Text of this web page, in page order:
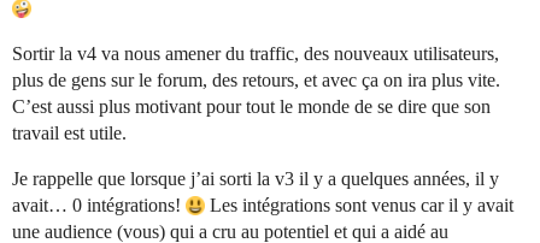
Sortir la v4 va nous amener du traffic, des nouveaux utilisateurs,
plus de gens sur le forum, des retours, et avec ça on ira plus vite.
C’est aussi plus motivant pour tout le monde de se dire que son
travail est utile.
Je rappelle que lorsque j’ai sorti la v3 il y a quelques années, il y
avait… 0 intégrations!
Les intégrations sont venus car il y avait
une audience (vous) qui a cru au potentiel et qui a aidé au